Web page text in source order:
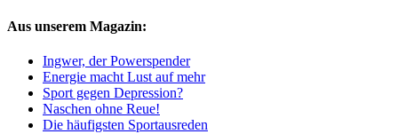
Aus unserem Magazin:
Ingwer, der Powerspender
Energie macht Lust auf mehr
Sport gegen Depression?
Naschen ohne Reue!
Die häufigsten Sportausreden